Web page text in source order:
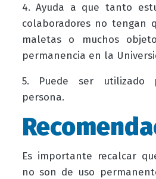
4. Ayuda a que tanto
colaboradores no tengan
maletas o muchos
permanencia en la
5. Puede ser utilizado
persona.
Es importante recalcar
no son de uso